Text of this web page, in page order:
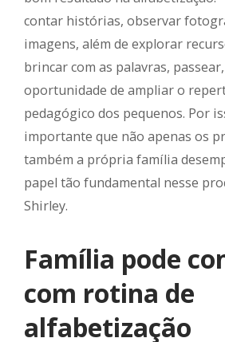
contar histórias, observar
imagens, além de explorar
brincar com as palavras,
oportunidade de ampliar o
pedagógico dos pequenos. Por
importante que não apenas os
também a própria família
papel tão fundamental nesse
Shirley.
Família pode
com rotina de
alfabetização